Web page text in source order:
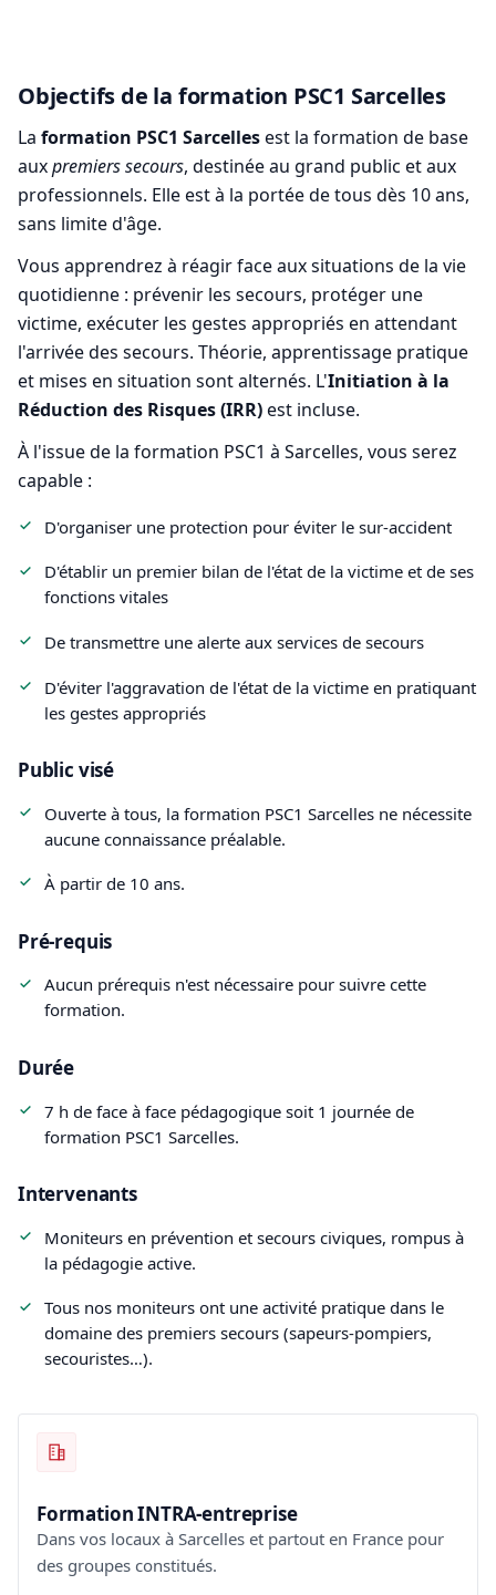
Objectifs de la formation PSC1 Sarcelles
La formation PSC1 Sarcellesest la formation de base
auxpremiers secours, destinée au grand public et aux
professionnels. Elle est à la portée de tous dès 10 ans,
sans limite d'âge.
Vous apprendrez à réagir face aux situations de la vie
quotidienne : prévenir les secours, protéger une
victime, exécuter les gestes appropriés en attendant
l'arrivée des secours. Théorie, apprentissage pratique
et mises en situation sont alternés. L'Initiation à la
Réduction des Risques (IRR)est incluse.
À l'issue de la formation PSC1 à Sarcelles, vous serez
capable :
D'organiser une protection pour éviter le sur-accident
D'établir un premier bilan de l'état de la victime et de ses
fonctions vitales
De transmettre une alerte aux services de secours
D'éviter l'aggravation de l'état de la victime en pratiquant
les gestes appropriés
Public visé
Ouverte à tous, la formation PSC1 Sarcelles ne nécessite
aucune connaissance préalable.
À partir de 10 ans.
Pré-requis
Aucun prérequis n'est nécessaire pour suivre cette
formation.
Durée
7 h de face à face pédagogique soit 1 journée de
formation PSC1 Sarcelles.
Intervenants
Moniteurs en prévention et secours civiques, rompus à
la pédagogie active.
Tous nos moniteurs ont une activité pratique dans le
domaine des premiers secours (sapeurs-pompiers,
secouristes…).
Formation INTRA-entreprise
Dans vos locaux à Sarcelles et partout en France pour
des groupes constitués.